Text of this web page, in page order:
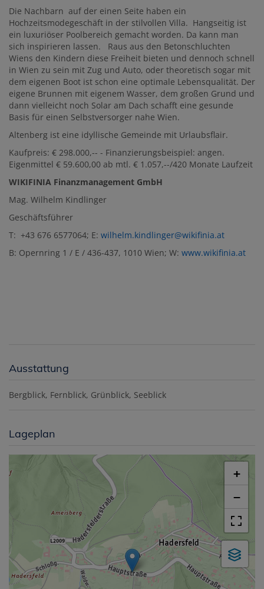
Die Nachbarn auf der einen Seite haben ein
Hochzeitsmodegeschäft in der stilvollen Villa. Hangseitig ist
ein luxuriöser Poolbereich gemacht worden. Da kann man
sich inspirieren lassen. Raus aus den Betonschluchten
Wiens den Kindern diese Freiheit bieten und dennoch schnell
in Wien zu sein mit Zug und Auto, oder theoretisch sogar mit
dem eigenen Boot ist schon eine optimale Lebensqualität. Der
eigene Brunnen mit eigenem Wasser, dem großen Grund und
dann vielleicht noch Solar am Dach schafft eine gesunde
Basis für einen Selbstversorger nahe Wien.
Altenberg ist eine idyllische Gemeinde mit Urlaubsflair.
Kaufpreis: € 298.000,-- - Finanzierungsbeispiel: angen.
Eigenmittel € 59.600,00 ab mtl. € 1.057,--/420 Monate Laufzeit
WIKIFINIA Finanzmanagement GmbH
Mag. Wilhelm Kindlinger
Geschäftsführer
T: +43 676 6577064; E: wilhelm.kindlinger@wikifinia.at
B: Opernring 1 / E / 436-437, 1010 Wien; W: www.wikifinia.at
Ausstattung
Bergblick Fernblick Grünblick Seeblick
Lageplan
+
−